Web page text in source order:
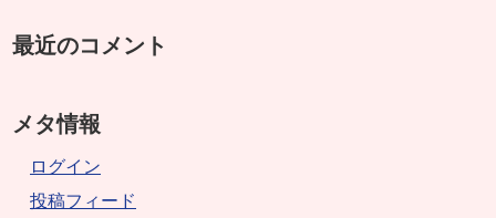
最近のコメント
メタ情報
ログイン
投稿フィード